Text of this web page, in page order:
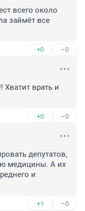
всего около
займёт все
+0 –0
Хватит врать и
+0 –0
депутатов,
медицины. А их
и
+1 –0